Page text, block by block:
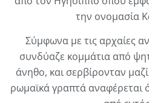
την ονομασία
Σύμφωνα με τις αρχαίες
συνδύαζε κομμάτια από
άνηθο, και σερβίρονταν
ρωμαϊκά γραπτά αναφέρεται